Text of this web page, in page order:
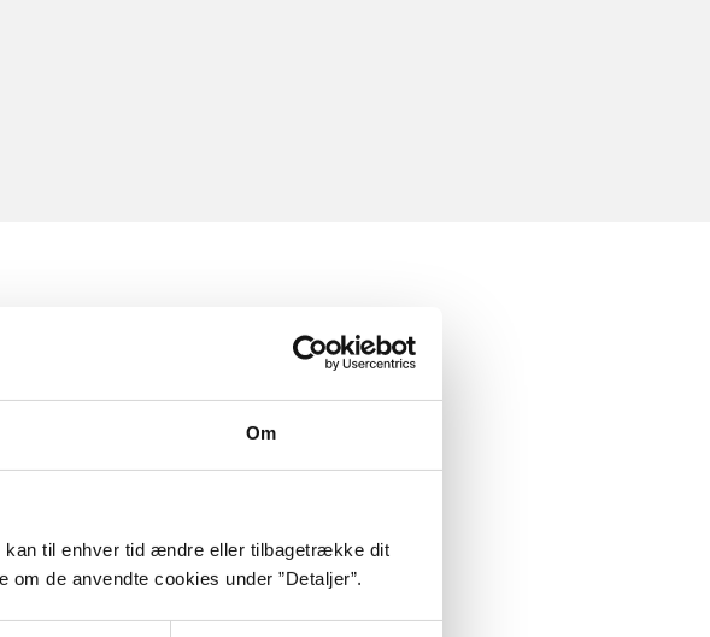
Om
kan til enhver tid ændre eller tilbagetrække dit
de anvendte cookies under ”Detaljer”.